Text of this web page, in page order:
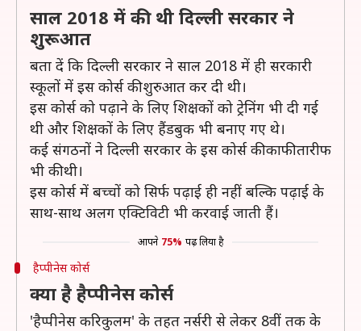
साल 2018 में की थी दिल्ली सरकार ने
शुरूआत
बता दें कि दिल्ली सरकार ने साल 2018 में ही सरकारी
स्कूलों में इस कोर्स की शुरुआत कर दी थी।
इस कोर्स को पढ़ाने के लिए शिक्षकों को ट्रेनिंग भी दी गई
थी और शिक्षकों के लिए हैंडबुक भी बनाए गए थे।
कई संगठनों ने दिल्ली सरकार के इस कोर्स की काफी तारीफ
भी की थी।
इस कोर्स में बच्चों को सिर्फ पढ़ाई ही नहीं बल्कि पढ़ाई के
साथ-साथ अलग एक्टिविटी भी करवाई जाती हैं।
आपने 75% पढ़ लिया है
हैप्पीनेस कोर्स
क्या है हैप्पीनेस कोर्स
'हैप्पीनेस करिकुलम' के तहत नर्सरी से लेकर 8वीं तक के